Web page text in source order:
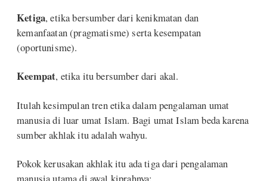
Ketiga, etika bersumber dari kenikmatan dan
kemanfaatan (pragmatisme) serta kesempatan
(oportunisme).
Keempat, etika itu bersumber dari akal.
Itulah kesimpulan tren etika dalam pengalaman umat
manusia di luar umat Islam. Bagi umat Islam beda karena
sumber akhlak itu adalah wahyu.
Pokok kerusakan akhlak itu ada tiga dari pengalaman